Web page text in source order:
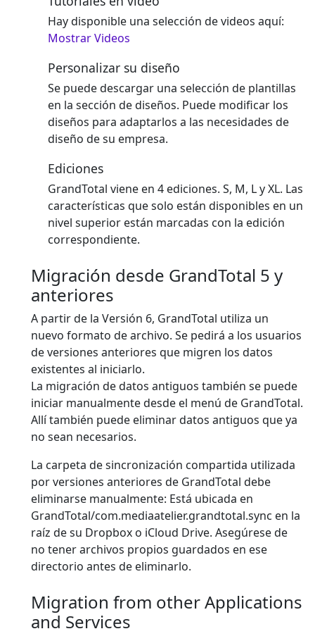
Hay disponible una selección de videos aquí:
Mostrar Videos
Personalizar su diseño
Se puede descargar una selección de plantillas
en la sección de diseños. Puede modificar los
diseños para adaptarlos a las necesidades de
diseño de su empresa.
Ediciones
GrandTotal viene en 4 ediciones. S, M, L y XL. Las
características que solo están disponibles en un
nivel superior están marcadas con la edición
correspondiente.
Migración desde GrandTotal 5 y
anteriores
A partir de la Versión 6, GrandTotal utiliza un
nuevo formato de archivo. Se pedirá a los usuarios
de versiones anteriores que migren los datos
existentes al iniciarlo.
La migración de datos antiguos también se puede
iniciar manualmente desde el menú de GrandTotal.
Allí también puede eliminar datos antiguos que ya
no sean necesarios.
La carpeta de sincronización compartida utilizada
por versiones anteriores de GrandTotal debe
eliminarse manualmente: Está ubicada en
GrandTotal/com.mediaatelier.grandtotal.sync en la
raíz de su Dropbox o iCloud Drive. Asegúrese de
no tener archivos propios guardados en ese
directorio antes de eliminarlo.
Migration from other Applications
and Services